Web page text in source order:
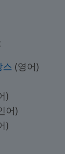
스 (영어)
)
어)
)